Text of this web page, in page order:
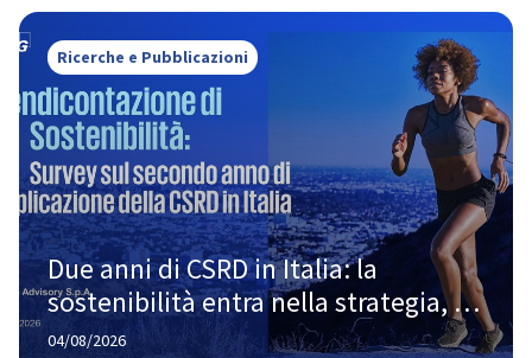
Ricerche e Pubblicazioni
Due anni di CSRD in Italia: la
sostenibilità entra nella strategia,
ma la strada verso la piena maturità
04/08/2026